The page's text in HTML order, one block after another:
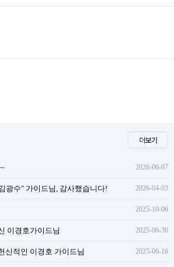
2026-06-07
광수" 가이드님, 감사했습니다! 2026-04-03
2025-10-06
이경호가이드님 2025-06-30
신적인 이경호 가이드님 2025-06-16